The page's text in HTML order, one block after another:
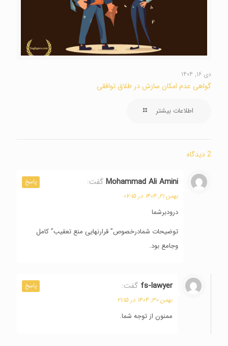
دی ۱۶, ۱۴۰۴
گواهی عدم امکان سازش در طلاق توافقی
اطلاعات بیشتر
2 دیدگاه
Mohammad Ali Amini گفت:
بهمن ۲۱, ۱۴۰۴ در ۰۷:۱۵
درودبرشما
توضیحات شمادرخصوص” قرارنهایی منع تعقیب” کامل
وجامع بود.
پاسخ
fs-lawyer گفت:
بهمن ۳۰, ۱۴۰۴ در ۲۱:۱۵
ممنون از توجه شما.
پاسخ